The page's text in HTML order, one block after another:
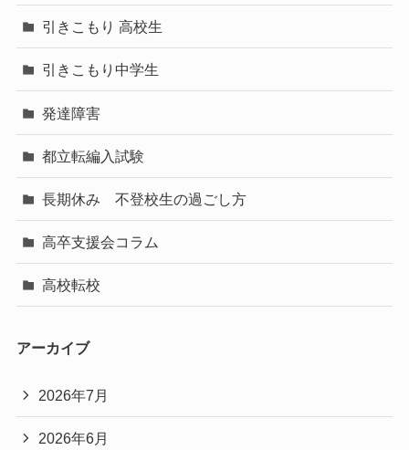
引きこもり 高校生
引きこもり中学生
発達障害
都立転編入試験
長期休み 不登校生の過ごし方
高卒支援会コラム
高校転校
アーカイブ
2026年7月
2026年6月